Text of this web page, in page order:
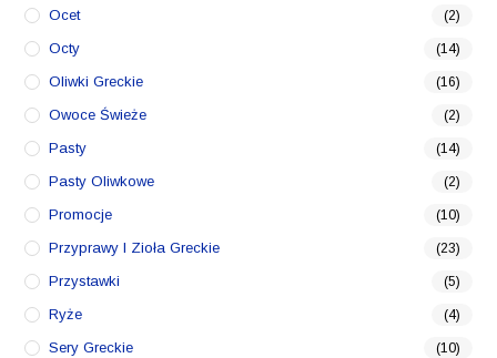
Ocet (2)
Octy (14)
Oliwki Greckie (16)
Owoce Świeże (2)
Pasty (14)
Pasty Oliwkowe (2)
Promocje (10)
Przyprawy I Zioła Greckie (23)
Przystawki (5)
Ryże (4)
Sery Greckie (10)